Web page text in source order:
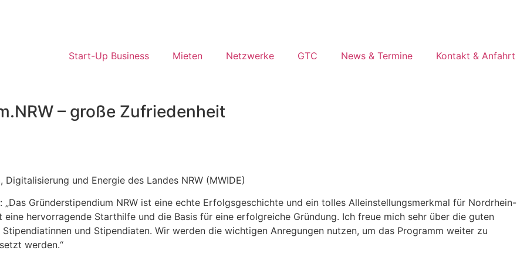
Start-Up Business
Mieten Netzwerke GTC News & Termine Kontakt & Anfahrt
– große Zufriedenheit
und Energie des Landes NRW (MWIDE)
Gründerstipendium NRW ist eine echte Erfolgsgeschichte und ein tolles Alleinstellungsmerkmal für Nordrhein-
hervorragende Starthilfe und die Basis für eine erfolgreiche Gründung. Ich freue mich sehr über die guten
und Stipendiaten. Wir werden die wichtigen Anregungen nutzen, um das Programm weiter zu
werden.“